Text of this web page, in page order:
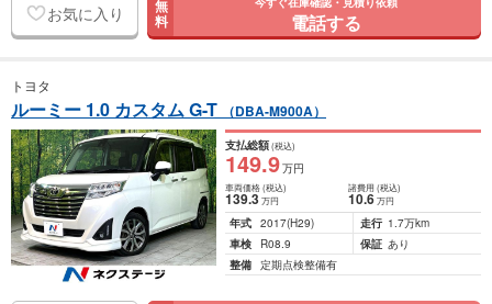
お気に入り 無
料 電話する
トヨタ
ルーミー 1.0 カスタム G-T （DBA-M900A）
支払総額(税込)
149.9万円
車両価格(税込)
139.3万円
諸費用 (税込)
10.6 万円
年式 2017(H29) 走行 1.7万km
車検
R08.9 保証 あり
整備 定期点検整備有